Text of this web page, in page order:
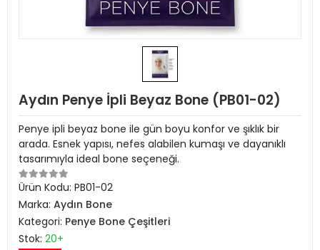
Aydın Penye İpli Beyaz Bone (PB01-02)
Penye ipli beyaz bone ile gün boyu konfor ve şıklık bir
arada. Esnek yapısı, nefes alabilen kumaşı ve dayanıklı
tasarımıyla ideal bone seçeneği.
Ürün Kodu: PB01-02
Marka: Aydın Bone
Kategori: Penye Bone Çeşitleri
Stok: 20+